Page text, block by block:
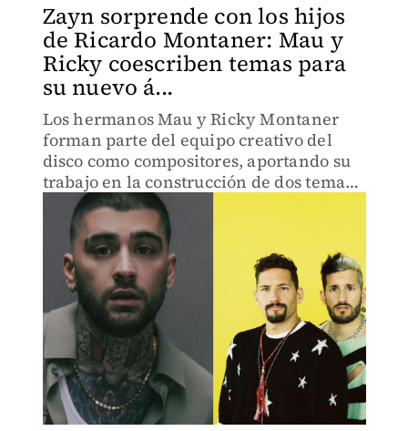
Zayn sorprende con los hijos
de Ricardo Montaner: Mau y
Ricky coescriben temas para
su nuevo á...
Los hermanos Mau y Ricky Montaner
forman parte del equipo creativo del
disco como compositores, aportando su
trabajo en la construcción de dos temas
clave: 5th Element y Fatal.